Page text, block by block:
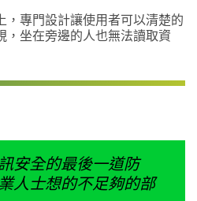
，專門設計讓使用者可以清楚的
，坐在旁邊的人也無法讀取資
安全的最後一道防
人士想的不足夠的部